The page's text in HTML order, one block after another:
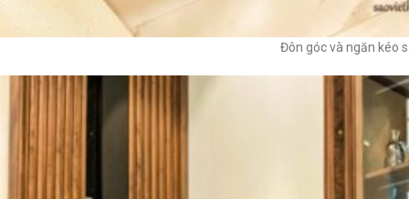
Đôn góc và ngăn kéo